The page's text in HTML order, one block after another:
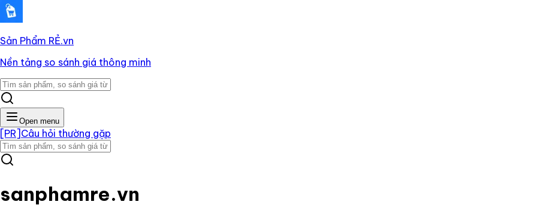
Sản Phẩm RẺ.vn
Nền tảng so sánh giá thông minh
Open menu
[PR] Câu hỏi thường gặp
sanphamre.vn